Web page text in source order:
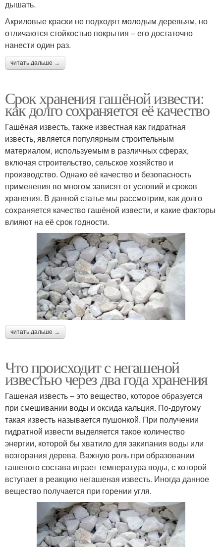
дышать.
Акриловые краски не подходят молодым деревьям, но
отличаются стойкостью покрытия – его достаточно
нанести один раз.
читать дальше →
Срок хранения гашёной извести:
как долго сохраняется её качество
Гашёная известь, также известная как гидратная
известь, является популярным строительным
материалом, используемым в различных сферах,
включая строительство, сельское хозяйство и
производство. Однако её качество и безопасность
применения во многом зависят от условий и сроков
хранения. В данной статье мы рассмотрим, как долго
сохраняется качество гашёной извести, и какие факторы
влияют на её срок годности.
читать дальше →
Что происходит с негашеной
известью через два года хранения
Гашеная известь – это вещество, которое образуется
при смешивании воды и оксида кальция. По-другому
такая известь называется пушонкой. При получении
гидратной извести выделяется такое количество
энергии, которой бы хватило для закипания воды или
возгорания дерева. Важную роль при образовании
гашеного состава играет температура воды, с которой
вступает в реакцию негашеная известь. Иногда данное
вещество получается при горении угля.